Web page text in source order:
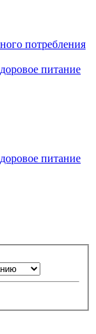
потребления
питание
питание